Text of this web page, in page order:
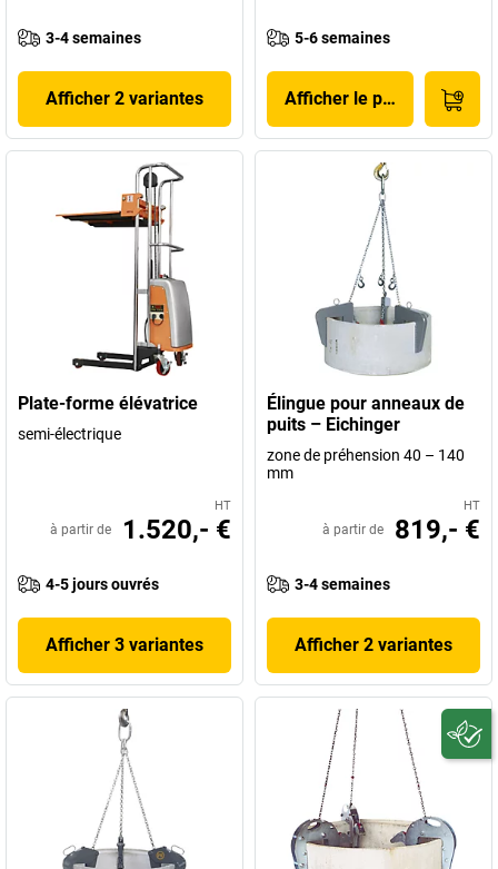
3-4 semaines
Afficher 2 variantes
5-6 semaines
Afficher le produit
Plate-forme élévatrice
semi-électrique
HT
à partir de 1.520,- €
4-5 jours ouvrés
Afficher 3 variantes
Élingue pour anneaux de
puits – Eichinger
zone de préhension 40 – 140
mm
HT
à partir de 819,- €
3-4 semaines
Afficher 2 variantes